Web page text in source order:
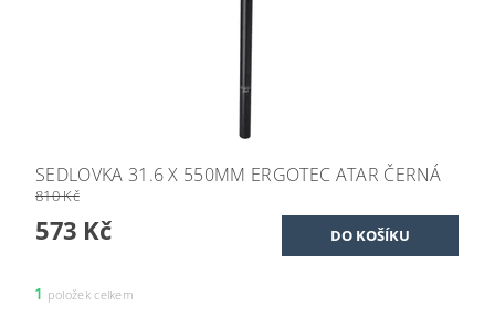
SEDLOVKA 31.6 X 550MM ERGOTEC ATAR ČERNÁ
810 Kč
573 Kč
1 položek celkem